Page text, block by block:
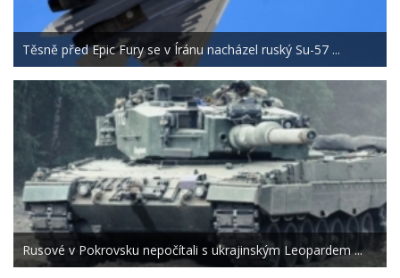
Těsně před Epic Fury se v Íránu nacházel ruský Su-57 ...
Rusové v Pokrovsku nepočítali s ukrajinským Leopardem ...